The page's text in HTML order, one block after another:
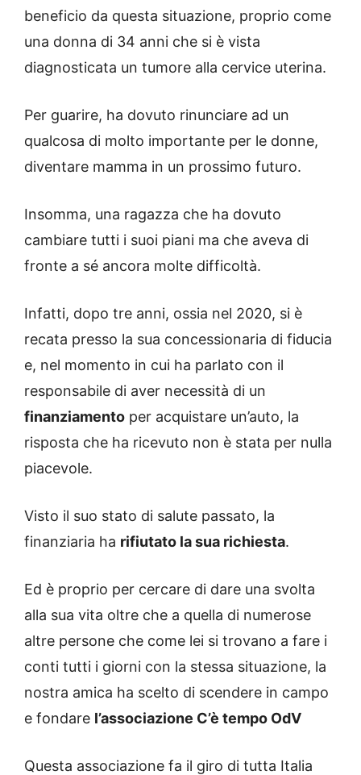
beneficio da questa situazione, proprio come
una donna di 34 anni che si è vista
diagnosticata un tumore alla cervice uterina.
Per guarire, ha dovuto rinunciare ad un
qualcosa di molto importante per le donne,
diventare mamma in un prossimo futuro.
Insomma, una ragazza che ha dovuto
cambiare tutti i suoi piani ma che aveva di
fronte a sé ancora molte difficoltà.
Infatti, dopo tre anni, ossia nel 2020, si è
recata presso la sua concessionaria di fiducia
e, nel momento in cui ha parlato con il
responsabile di aver necessità di un
finanziamento per acquistare un’auto, la
risposta che ha ricevuto non è stata per nulla
piacevole.
Visto il suo stato di salute passato, la
finanziaria ha rifiutato la sua richiesta.
Ed è proprio per cercare di dare una svolta
alla sua vita oltre che a quella di numerose
altre persone che come lei si trovano a fare i
conti tutti i giorni con la stessa situazione, la
nostra amica ha scelto di scendere in campo
e fondare l’associazione C’è tempo OdV
Questa associazione fa il giro di tutta Italia